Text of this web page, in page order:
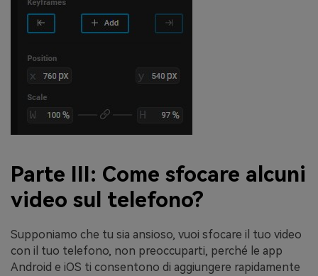
Parte III: Come sfocare alcuni
video sul telefono?
Supponiamo che tu sia ansioso, vuoi sfocare il tuo video
con il tuo telefono, non preoccuparti, perché le app
Android e iOS ti consentono di aggiungere rapidamente